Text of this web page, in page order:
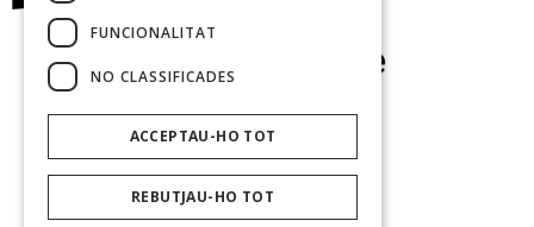
FUNCIONALITAT
NO CLASSIFICADES
ACCEPTAU-HO TOT
REBUTJAU-HO TOT